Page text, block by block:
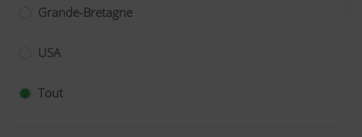
Grande-Bretagne
USA
Tout